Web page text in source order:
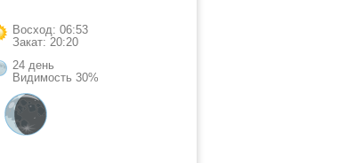
Восход: 06:53
Закат: 20:20
24 день
Видимость 30%